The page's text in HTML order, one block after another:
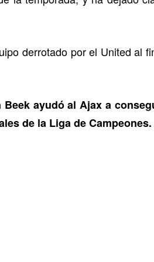
derrotado por el United al
Beek ayudó al Ajax a
de la Liga de Campeones.